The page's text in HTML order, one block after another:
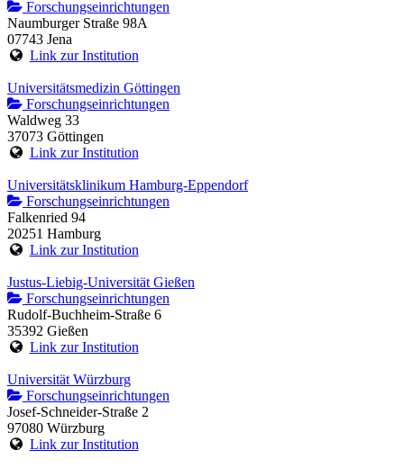
Forschungseinrichtungen
Naumburger Straße 98A
07743 Jena
Link zur Institution
Universitätsmedizin Göttingen
Forschungseinrichtungen
Waldweg 33
37073 Göttingen
Link zur Institution
Universitätsklinikum Hamburg-Eppendorf
Forschungseinrichtungen
Falkenried 94
20251 Hamburg
Link zur Institution
Justus-Liebig-Universität Gießen
Forschungseinrichtungen
Rudolf-Buchheim-Straße 6
35392 Gießen
Link zur Institution
Universität Würzburg
Forschungseinrichtungen
Josef-Schneider-Straße 2
97080 Würzburg
Link zur Institution